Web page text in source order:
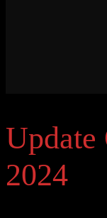
Update
2024